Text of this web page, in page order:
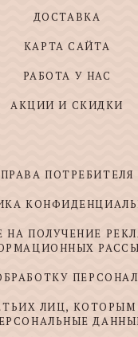
ДОСТАВКА
КАРТА САЙТА
РАБОТА У НАС
АКЦИИ И СКИДКИ
ПРАВА ПОТРЕБИТЕЛЯ
НА ПОЛУЧЕНИЕ
ЛИЦ,